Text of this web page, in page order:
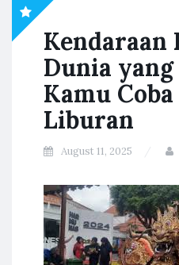
Kendaraan
Dunia
Kamu
Liburan
August 11, 2025